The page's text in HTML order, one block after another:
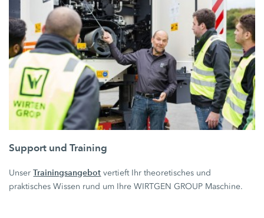
Support und Training
UnserTrainingsangebot vertieft Ihr theoretisches und
praktisches Wissen rund um Ihre WIRTGEN GROUP Maschine.